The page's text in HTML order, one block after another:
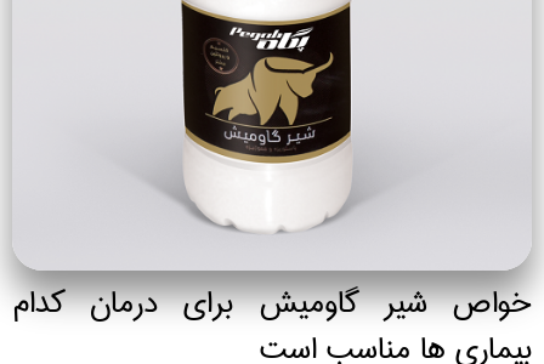
خواص شیر گاومیش برای درمان کدام
بیماری ها مناسب است